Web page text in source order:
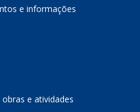
e informações
e atividades